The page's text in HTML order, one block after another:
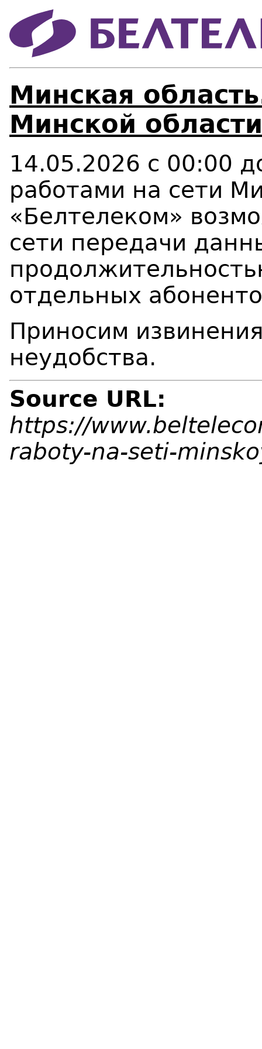
Минская
Минской
14.05.2026 с 00:00
работами на сети
«Белтелеком»
сети передачи
отдельных
Приносим
неудобства.
Source URL:
https://
raboty-na-seti-